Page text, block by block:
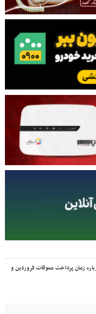
زمان پرداخت معوقات فروردین و